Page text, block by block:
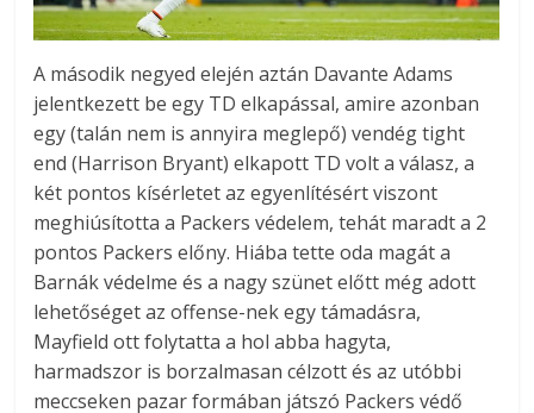
A második negyed elején aztán Davante Adams
jelentkezett be egy TD elkapással, amire azonban
egy (talán nem is annyira meglepő) vendég tight
end (Harrison Bryant) elkapott TD volt a válasz, a
két pontos kísérletet az egyenlítésért viszont
meghiúsította a Packers védelem, tehát maradt a 2
pontos Packers előny. Hiába tette oda magát a
Barnák védelme és a nagy szünet előtt még adott
lehetőséget az offense-nek egy támadásra,
Mayfield ott folytatta a hol abba hagyta,
harmadszor is borzalmasan célzott és az utóbbi
meccseken pazar formában játszó Packers védő